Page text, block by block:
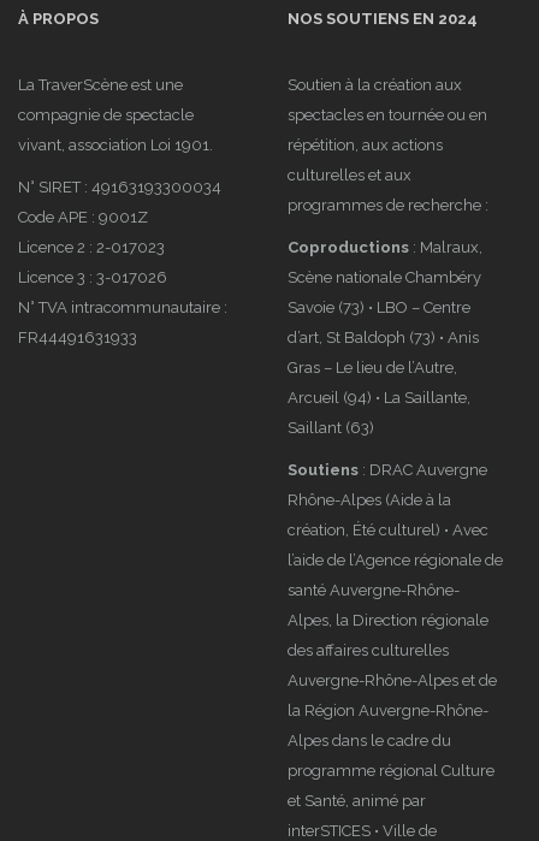
À PROPOS
La TraverScène est une
compagnie de spectacle
vivant, association Loi 1901.
N° SIRET : 49163193300034
Code APE : 9001Z
Licence 2 : 2-017023
Licence 3 : 3-017026
N° TVA intracommunautaire :
FR44491631933
NOS SOUTIENS EN 2024
Soutien à la création aux
spectacles en tournée ou en
répétition, aux actions
culturelles et aux
programmes de recherche :
Coproductions : Malraux,
Scène nationale Chambéry
Savoie (73) • LBO – Centre
d’art, St Baldoph (73) • Anis
Gras – Le lieu de l’Autre,
Arcueil (94) • La Saillante,
Saillant (63)
Soutiens : DRAC Auvergne
Rhône-Alpes (Aide à la
création, Été culturel) • Avec
l’aide de l’Agence régionale de
santé Auvergne-Rhône-
Alpes, la Direction régionale
des affaires culturelles
Auvergne-Rhône-Alpes et de
la Région Auvergne-Rhône-
Alpes dans le cadre du
programme régional Culture
et Santé, animé par
interSTICES • Ville de